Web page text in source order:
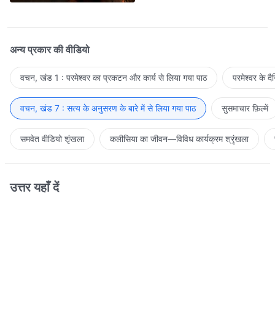
अन्य प्रकार की वीडियो
वचन, खंड 1 : परमेश्वर का प्रकटन और कार्य से लिया गया पाठ परमेश्वर के
वचन, खंड 7 : सत्य के अनुसरण के बारे में से लिया गया पाठ सुसमाचार फ़िल्में
समवेत वीडियो शृंखला कलीसिया का जीवन—विविध कार्यक्रम श्रृंखला
उत्तर यहाँ दें